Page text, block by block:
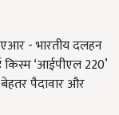
- भारतीय दलहन
‘आईपीएल 220’
पैदावार और